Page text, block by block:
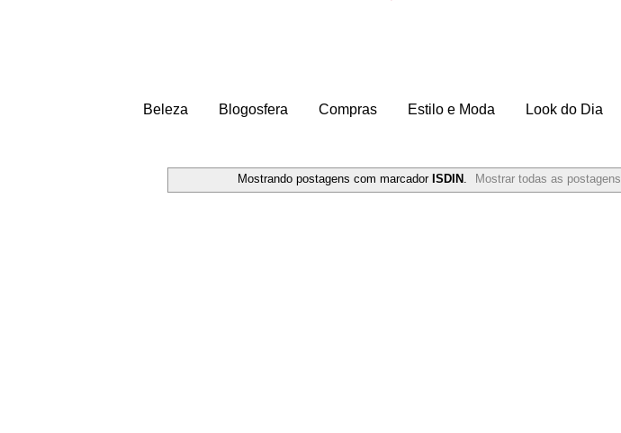
Beleza Blogosfera Compras Estilo e Moda Look do Dia
Mostrando postagens com marcador ISDIN . Mostrar todas as postagens